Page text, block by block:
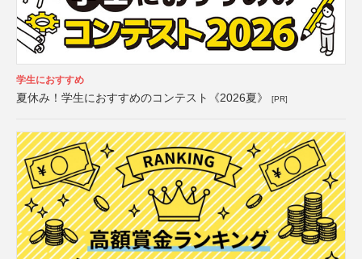
学生におすすめ
夏休み！学生におすすめのコンテスト《2026夏》 [PR]